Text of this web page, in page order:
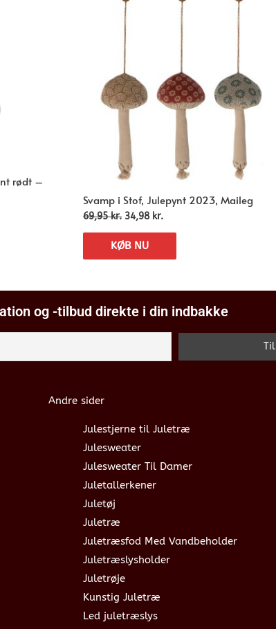
rødt –
Svamp i Stof, Julepynt 2023, Maileg
69,95kr. 34,98 kr.
KØB NU
og -tilbud direkte i din indbakke
Andre sider
Julestjerne til Juletræ
Julesweater
Julesweater Til Damer
Juletallerkener
Juletøj
Juletræ
Juletræsfod Med Vandbeholder
Juletræslysholder
Juletrøje
Kunstig Juletræ
Led juletræslys